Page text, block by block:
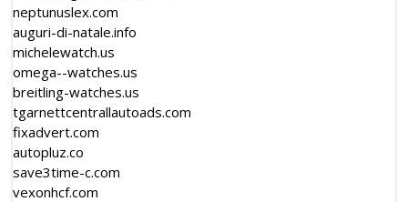
neptunuslex.com
auguri-di-natale.info
michelewatch.us
omega--watches.us
breitling-watches.us
tgarnettcentrallautoads.com
fixadvert.com
autopluz.co
save3time-c.com
vexonhcf.com